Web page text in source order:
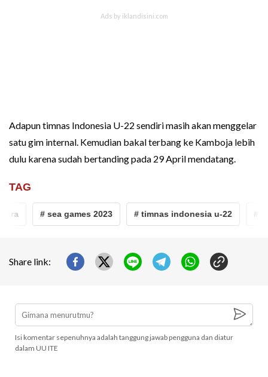
Adapun timnas Indonesia U-22 sendiri masih akan menggelar
satu gim internal. Kemudian bakal terbang ke Kamboja lebih
dulu karena sudah bertanding pada 29 April mendatang.
TAG
# sea games 2023 # timnas indonesia u-22 # fifa
Share link:
Isi komentar sepenuhnya adalah tanggung jawab pengguna dan diatur
dalam UU ITE